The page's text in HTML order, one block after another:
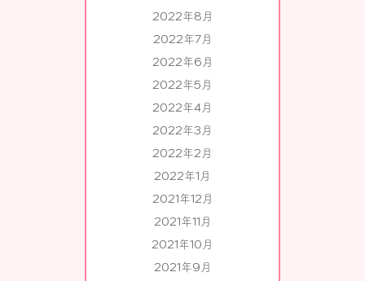
2022年8月
2022年7月
2022年6月
2022年5月
2022年4月
2022年3月
2022年2月
2022年1月
2021年12月
2021年11月
2021年10月
2021年9月